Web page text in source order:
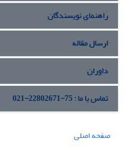
راهنمای نویسندگان
ارسال مقاله
داوران
تماس با ما : 75-22802671-021
صفحه اصلی